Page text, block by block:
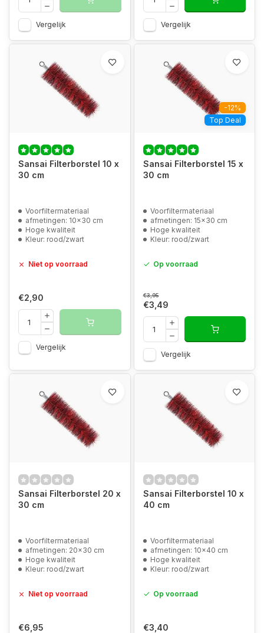
Vergelijk Vergelijk
Sansai Filterborstel 10 x
30 cm
Voorfiltermateriaal
afmetingen: 10x30 cm
Hoge kwaliteit
Kleur: rood/zwart
Niet op voorraad
€2,90
Vergelijk
-12%
Top Deal
Sansai Filterborstel 15 x
30 cm
Voorfiltermateriaal
afmetingen: 15x30 cm
Hoge kwaliteit
Kleur: rood/zwart
Op voorraad
€3,95
€3,49
Vergelijk
Sansai Filterborstel 20 x
30 cm
Voorfiltermateriaal
afmetingen: 20x30 cm
Hoge kwaliteit
Kleur: rood/zwart
Niet op voorraad
€6,95
Sansai Filterborstel 10 x
40 cm
Voorfiltermateriaal
afmetingen: 10x40 cm
Hoge kwaliteit
Kleur: rood/zwart
Op voorraad
€3,40